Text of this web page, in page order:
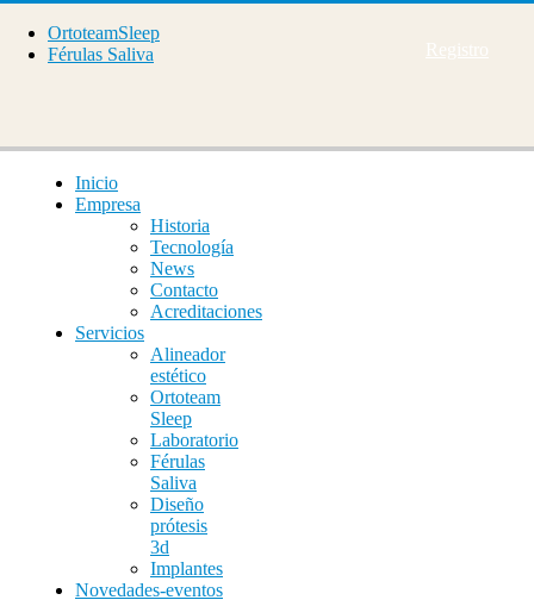
Registro
OrtoteamSleep
Férulas Saliva
Inicio
Empresa
Historia
Tecnología
News
Contacto
Acreditaciones
Servicios
Alineador
estético
Ortoteam
Sleep
Laboratorio
Férulas
Saliva
Diseño
prótesis
3d
Implantes
Novedades-eventos